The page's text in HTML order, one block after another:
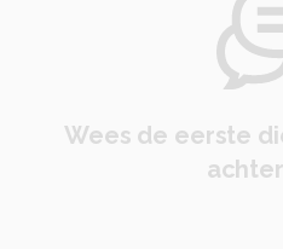
Wees de eerste